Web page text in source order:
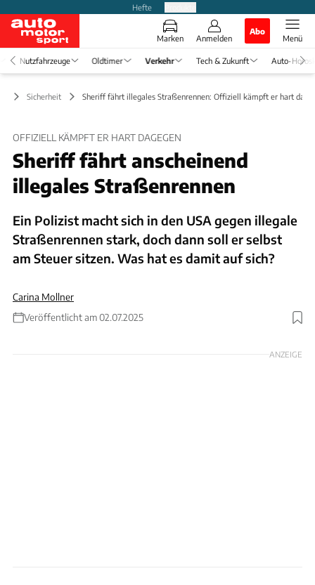
Hefte
Marken Anmelden
Abo
Menü
Nutzfahrzeuge Oldtimer Verkehr Tech & Zukunft Auto-
Sicherheit Sheriff fährt illegales Straßenrennen: Offiziell kämpft er hart
OFFIZIELL KÄMPFT ER HART DAGEGEN
Sheriff fährt anscheinend
illegales Straßenrennen
Ein Polizist macht sich in den USA gegen illegale
Straßenrennen stark, doch dann soll er selbst
am Steuer sitzen. Was hat es damit auf sich?
Carina Mollner
Veröffentlicht am 02.07.2025
Foto: The Florida Trident/Screenshot/https://www.youtube.com/watch?
v=72cFJpXUGJA&t=1s
ANZEIGE